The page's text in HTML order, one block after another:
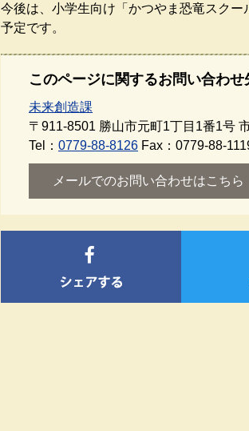
今後は、小学生向け「かつやま恐竜スク
予定です。
このページに関するお問い合わせ
未来創造課
〒911-8501 勝山市元町1丁目1番1号
Tel： 0779-88-8126 Fax：0779-88-
メールでのお問い合わせはこちら